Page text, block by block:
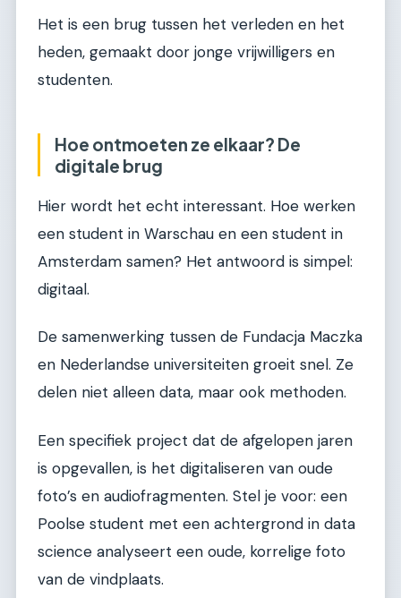
Het is een brug tussen het verleden en het
heden, gemaakt door jonge vrijwilligers en
studenten.
Hoe ontmoeten ze elkaar? De
digitale brug
Hier wordt het echt interessant. Hoe werken
een student in Warschau en een student in
Amsterdam samen? Het antwoord is simpel:
digitaal.
De samenwerking tussen de Fundacja Maczka
en Nederlandse universiteiten groeit snel. Ze
delen niet alleen data, maar ook methoden.
Een specifiek project dat de afgelopen jaren
is opgevallen, is het digitaliseren van oude
foto’s en audiofragmenten. Stel je voor: een
Poolse student met een achtergrond in data
science analyseert een oude, korrelige foto
van de vindplaats.